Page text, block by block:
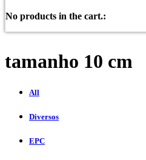
No products in the cart.:
tamanho 10 cm
All
Diversos
EPC